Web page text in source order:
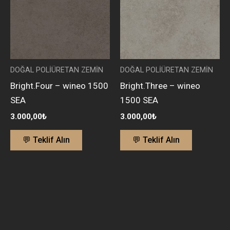
DOĞAL POLİÜRETAN ZEMİN
Bright.Four – wineo 1500
SEA
3.000,00₺
💬 Teklif Alın
DOĞAL POLİÜRETAN ZEMİN
Bright.Three – wineo
1500 SEA
3.000,00₺
💬 Teklif Alın